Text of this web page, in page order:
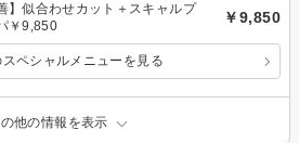
】似合わせカット＋スキャルプ
￥9,850
￥9,850
ペシャルメニューを見る
他の情報を表示